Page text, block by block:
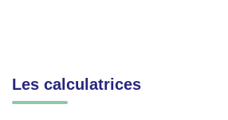
Les calculatrices